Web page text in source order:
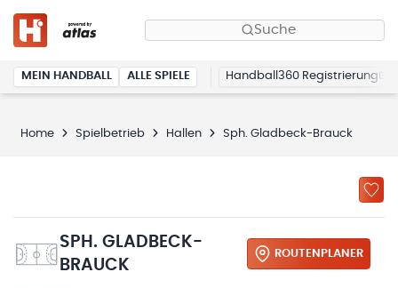
Suche
MEIN HANDBALL ALLE SPIELE Handball360 Registrierung
Home Spielbetrieb Hallen Sph. Gladbeck-Brauck
SPH. GLADBECK-
BRAUCK
ROUTENPLANER